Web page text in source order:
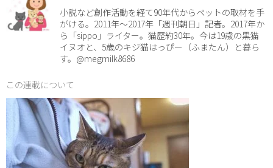
小説など創作活動を経て90年代からペットの取材を手
がける。2011年～2017年「週刊朝日」記者。2017年か
ら「sippo」ライター。猫歴約30年。今は19歳の黒猫
イヌオと、5歳のキジ猫はっぴー（ふまたん）と暮ら
す。@megmilk8686
この連載について